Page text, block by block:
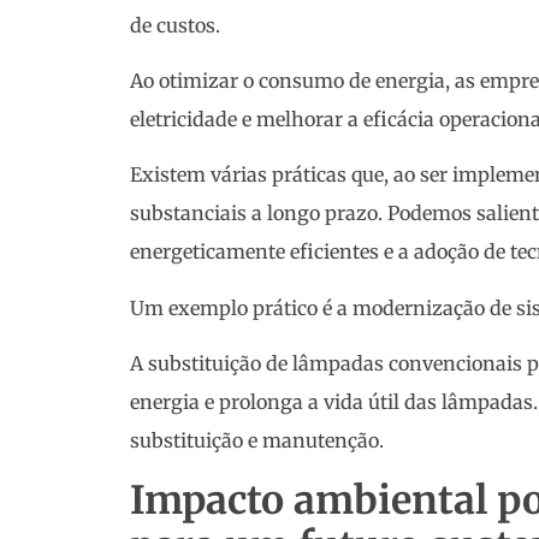
de custos.
Ao otimizar o consumo de energia, as
eletricidade e melhorar a eficácia
Existem várias práticas que, ao ser
substanciais a longo prazo. Podemos
energeticamente eficientes e a adoção de
Um exemplo prático é a modernização de
A substituição de lâmpadas convencionais
energia e prolonga a vida útil das
substituição e manutenção.
Impacto ambiental